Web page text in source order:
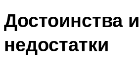
Достоинства и
недостатки